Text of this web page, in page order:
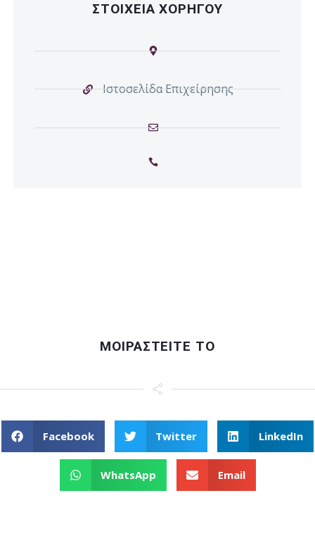
ΣΤΟΙΧΕΙΑ ΧΟΡΗΓΟΥ
Ιστοσελίδα Επιχείρησης
ΜΟΙΡΑΣΤΕΙΤΕ ΤΟ
Facebook Twitter LinkedIn
WhatsApp Email